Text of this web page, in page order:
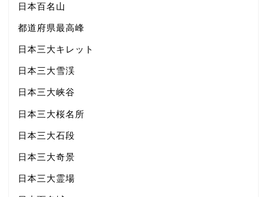
日本百名山
都道府県最高峰
日本三大キレット
日本三大雪渓
日本三大峡谷
日本三大桜名所
日本三大石段
日本三大奇景
日本三大霊場